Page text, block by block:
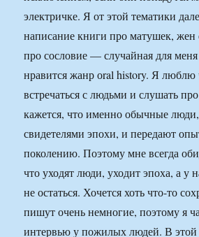
электричке. Я от этой тематики
написание книги про матушек, жен
про сословие — случайная для
нравится жанр оral history. Я люблю
встречаться с людьми и слушать
кажется, что именно обычные
свидетелями эпохи, и передают
поколению. Поэтому мне всегда
что уходят люди, уходит эпоха, а у
не остаться. Хочется хоть что-то
пишут очень немногие, поэтому я
интервью у пожилых людей. В